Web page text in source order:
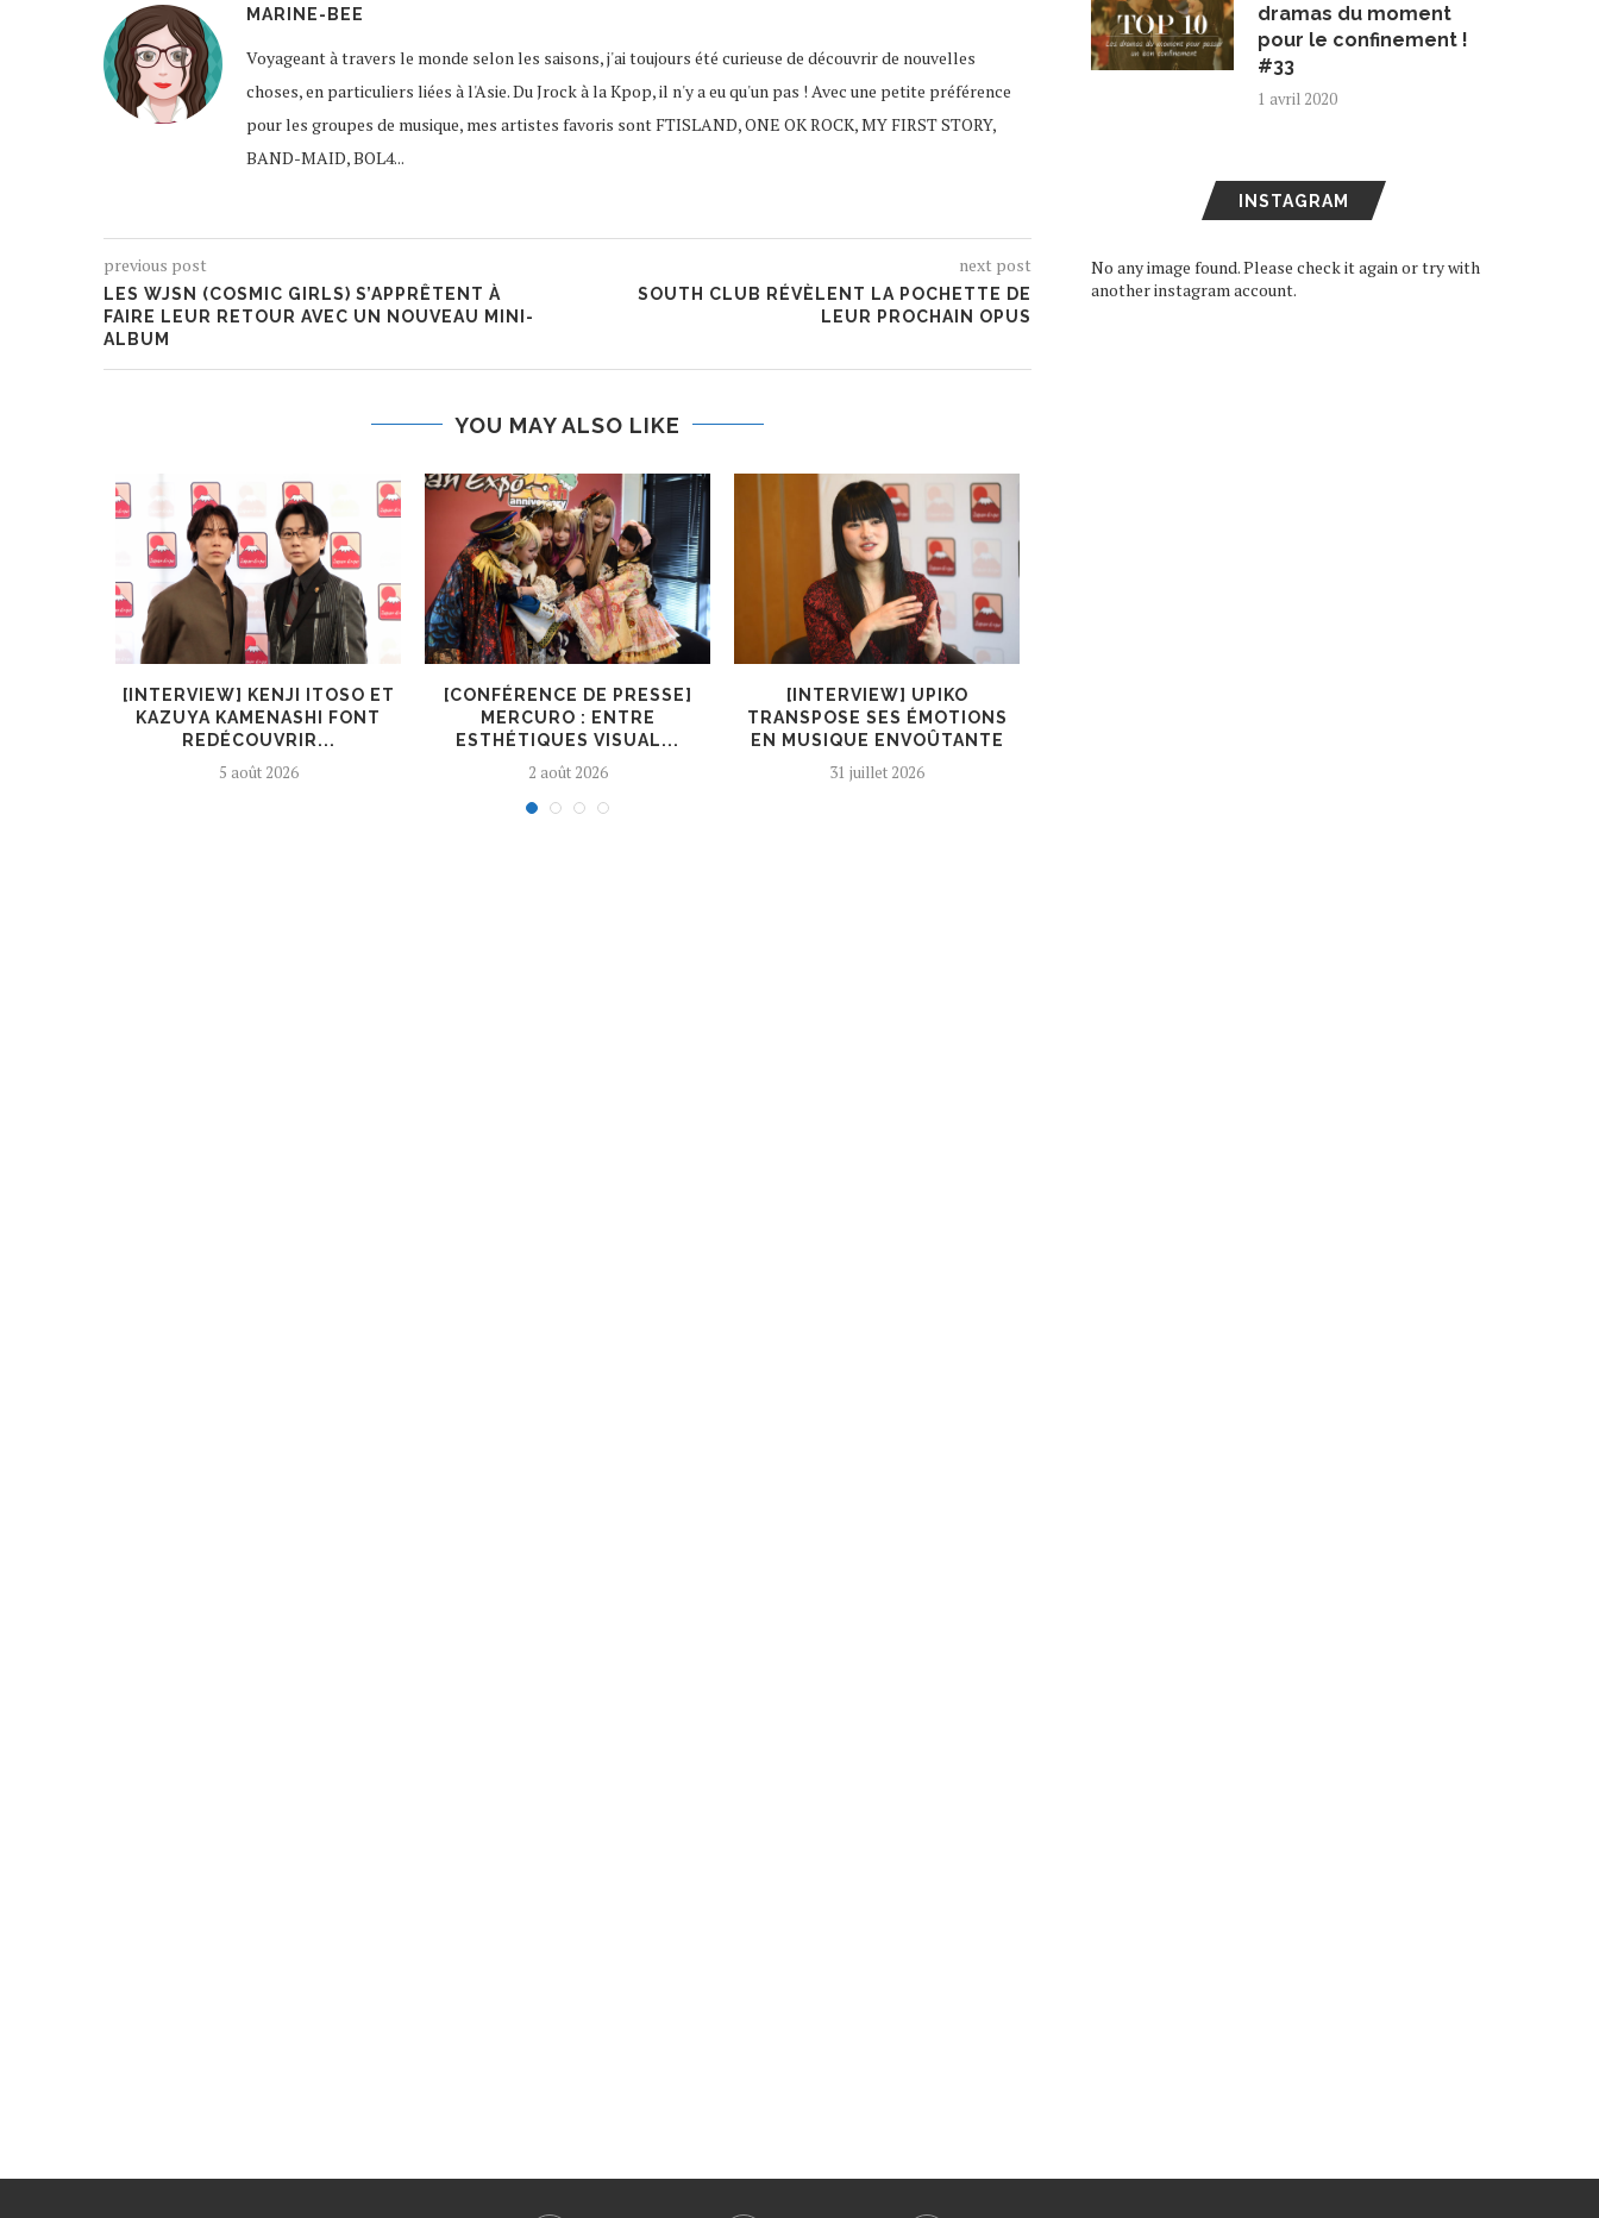
MARINE-BEE
Voyageant à travers le monde selon les saisons, j'ai toujours été curieuse de découvrir de nouvelles
choses, en particuliers liées à l'Asie. Du Jrock à la Kpop, il n'y a eu qu'un pas ! Avec une petite préférence
pour les groupes de musique, mes artistes favoris sont FTISLAND, ONE OK ROCK, MY FIRST STORY,
BAND-MAID, BOL4...
previous post
LES WJSN (COSMIC GIRLS) S’APPRÊTENT À
FAIRE LEUR RETOUR AVEC UN NOUVEAU MINI-
ALBUM
next post
SOUTH CLUB RÉVÈLENT LA POCHETTE DE
LEUR PROCHAIN OPUS
YOU MAY ALSO LIKE
[INTERVIEW] KENJI ITOSO ET
KAZUYA KAMENASHI FONT
REDÉCOUVRIR...
5 août 2026
[CONFÉRENCE DE PRESSE]
MERCURO : ENTRE
ESTHÉTIQUES VISUAL...
2 août 2026
[INTERVIEW] UPIKO
TRANSPOSE SES ÉMOTIONS
EN MUSIQUE ENVOÛTANTE
31 juillet 2026
dramas du moment
pour le confinement !
#33
1 avril 2020
INSTAGRAM
No any image found. Please check it again or try with
another instagram account.